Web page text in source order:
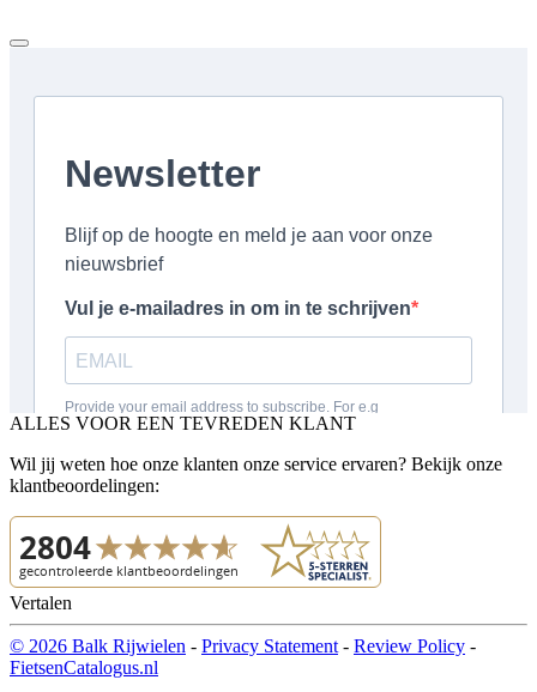
ALLES VOOR EEN TEVREDEN KLANT
Wil jij weten hoe onze klanten onze service ervaren? Bekijk onze
klantbeoordelingen:
Vertalen
© 2026 Balk Rijwielen - Privacy Statement - Review Policy -
FietsenCatalogus.nl